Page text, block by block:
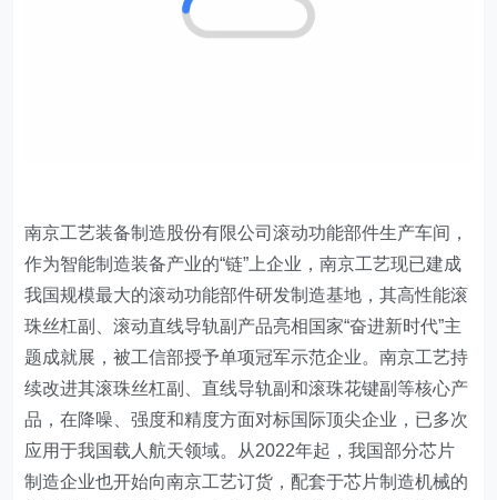
南京工艺装备制造股份有限公司滚动功能部件生产车间，
作为智能制造装备产业的“链”上企业，南京工艺现已建成
我国规模最大的滚动功能部件研发制造基地，其高性能滚
珠丝杠副、滚动直线导轨副产品亮相国家“奋进新时代”主
题成就展，被工信部授予单项冠军示范企业。南京工艺持
续改进其滚珠丝杠副、直线导轨副和滚珠花键副等核心产
品，在降噪、强度和精度方面对标国际顶尖企业，已多次
应用于我国载人航天领域。从2022年起，我国部分芯片
制造企业也开始向南京工艺订货，配套于芯片制造机械的